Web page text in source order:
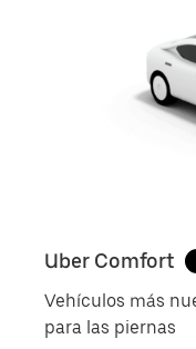
Uber Comfort
Vehículos más
para las piernas